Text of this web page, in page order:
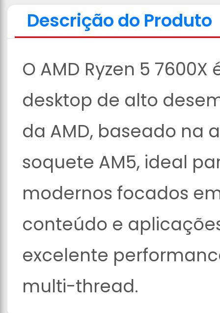
Descrição do Produto
O AMD Ryzen 5
desktop de alto
da AMD, baseado na
soquete AM5, ideal
modernos focados
conteúdo e
excelente
multi-thread.